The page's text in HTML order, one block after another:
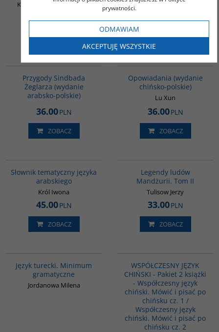
Künstler Mieczysław Jerzy
ZOBACZ
Król Iwona / Hasan Adnan
ZOBACZ
Przygody Sindbada
Żeglarza (wydanie
arabsko-polskie)
36.00PLN
ZOBACZ
Opowiadania (wydanie
chińsko-polskie)
Lu Xun
36.00PLN
ZOBACZ
Słownik tematyczny języka
arabskiego
Król Iwona
45.00PLN
ZOBACZ
Legendy ludów
Mandżurii. Tom II
Tulisow Jerzy
33.00PLN
ZOBACZ
Język turecki. Minimum
gramatyczne
Jordanowa Milena
WSPÓŁCZESNY JĘZYK
CHIŃSKI - Pakiet 2 książki
- Współczesny język
chiński. Mówić i pisać po
chińsku cz. 1 /
Współczesny język
chiński. Mówić i pisać po
chińsku cz. 2
prywatności.
ODMAWIAM
AKCEPTUJĘ WSZYSTKIE